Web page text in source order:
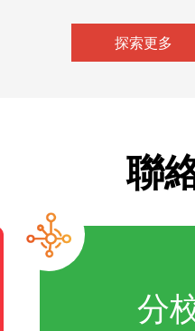
探索更多
聯
分